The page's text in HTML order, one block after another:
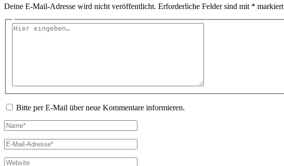
Deine E-Mail-Adresse wird nicht veröffentlicht. Erforderliche Felder sind mit * markiert
Hier
Bitte per E-Mail über neue Kommentare informieren.
Name*
E-
Mail-
Adresse*
Website